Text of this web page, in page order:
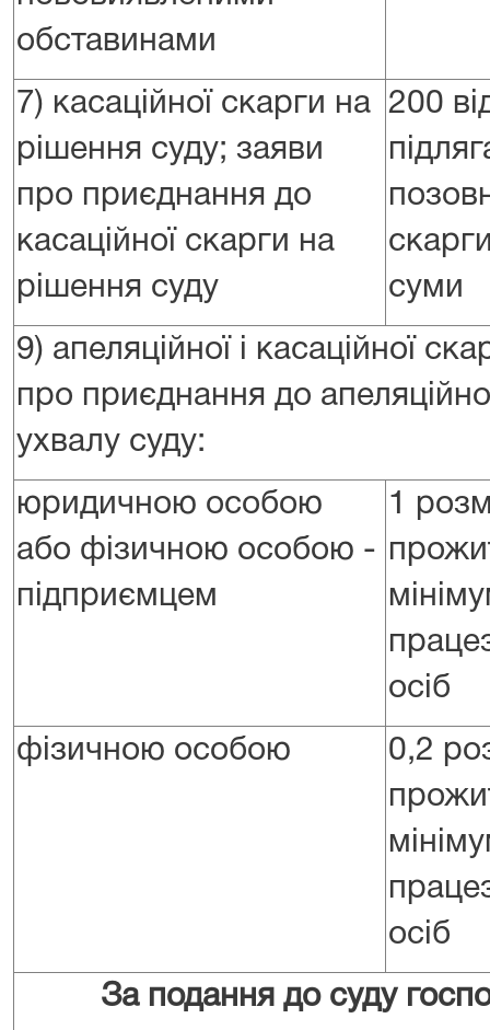
обставинами
7) касаційної скарги на
рішення суду; заяви
про приєднання до
касаційної скарги на
рішення суду
200
суми
9) апеляційної і касаційної
про приєднання до
ухвалу суду:
юридичною особою
або фізичною особою -
підприємцем
1
осіб
фізичною особою
0,2
осіб
За подання до суду